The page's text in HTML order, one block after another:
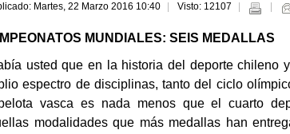
Martes, 22 Marzo 2016 10:40
Visto: 12107
MUNDIALES: SEIS MEDALLAS
usted que en la historia del deporte chileno
espectro de disciplinas, tanto del ciclo
vasca es nada menos que el cuarto
modalidades que más medallas han